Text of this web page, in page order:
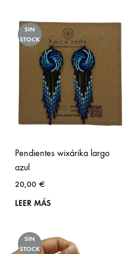
SIN
STOCK
Pendientes wixárika largo
azul
20,00 €
LEER MÁS
SIN
STOCK